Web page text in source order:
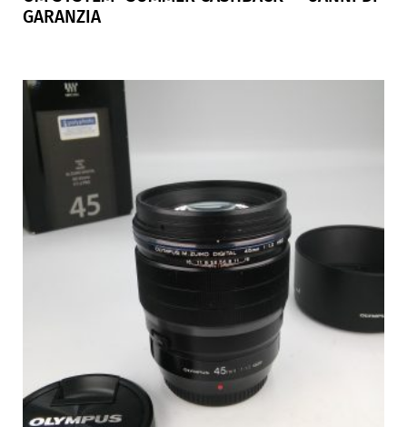
GARANZIA